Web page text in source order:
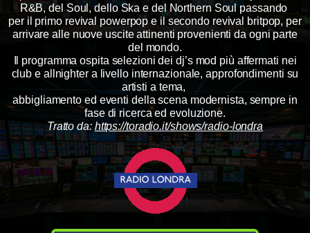
R&B, del Soul, dello Ska e del Northern Soul passando
per il primo revival powerpop e il secondo revival britpop, per
arrivare alle nuove uscite attinenti provenienti da ogni parte
del mondo.
Il programma ospita selezioni dei dj’s mod più affermati nei
club e allnighter a livello internazionale, approfondimenti su
artisti a tema,
abbigliamento ed eventi della scena modernista, sempre in
fase di ricerca ed evoluzione.
Tratto da:https://toradio.it/shows/radio-londra